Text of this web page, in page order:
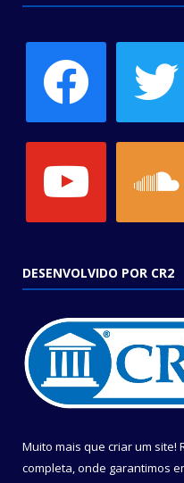
DESENVOLVIDO POR CR2
Muito mais que criar um site!
completa, onde garantimos